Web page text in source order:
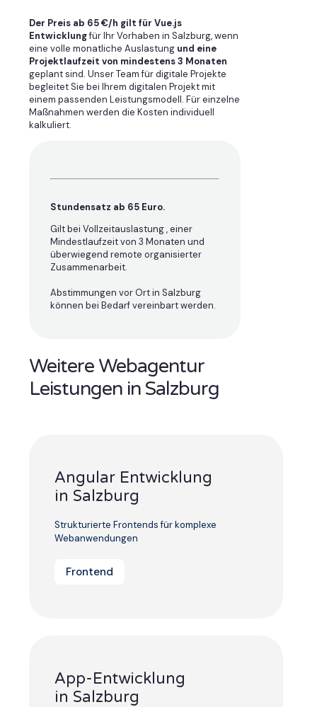
Der Preis ab 65 €/h gilt für Vue.js
Entwicklungfür Ihr Vorhaben in Salzburg, wenn
eine volle monatliche Auslastung und eine
Projektlaufzeit von mindestens 3 Monaten
geplant sind. Unser Team für digitale Projekte
begleitet Sie bei Ihrem digitalen Projekt mit
einem passenden Leistungsmodell. Für einzelne
Maßnahmen werden die Kosten individuell
kalkuliert.
Stundensatz ab 65 Euro.
Gilt bei Vollzeitauslastung , einer
Mindestlaufzeit von 3 Monaten und
überwiegend remote organisierter
Zusammenarbeit.
Abstimmungen vor Ort in Salzburg
können bei Bedarf vereinbart werden.
Weitere Webagentur
Leistungen in Salzburg
Angular Entwicklung
in Salzburg
Strukturierte Frontends für komplexe
Webanwendungen
Frontend
App-Entwicklung
in Salzburg